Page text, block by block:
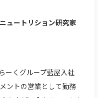
ュートリション研究家
ーくグループ藍屋入社
ントの営業として勤務